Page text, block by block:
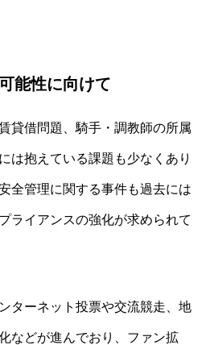
能性に向けて
貸借問題、騎手・調教師の所属
は抱えている課題も少なくあり
全管理に関する事件も過去には
ライアンスの強化が求められて
ターネット投票や交流競走、地
などが進んでおり、ファン拡